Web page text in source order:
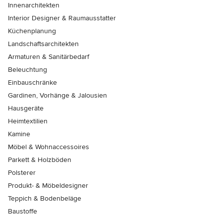
Innenarchitekten
Interior Designer & Raumausstatter
Küchenplanung
Landschaftsarchitekten
Armaturen & Sanitärbedarf
Beleuchtung
Einbauschränke
Gardinen, Vorhänge & Jalousien
Hausgeräte
Heimtextilien
Kamine
Möbel & Wohnaccessoires
Parkett & Holzböden
Polsterer
Produkt- & Möbeldesigner
Teppich & Bodenbeläge
Baustoffe